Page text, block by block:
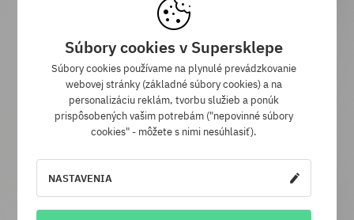
Súbory cookies v Supersklepe
Súbory cookies používame na plynulé prevádzkovanie
webovej stránky (základné súbory cookies) a na
personalizáciu reklám, tvorbu služieb a ponúk
prispôsobených vašim potrebám ("nepovinné súbory
cookies" - môžete s nimi nesúhlasiť).
NASTAVENIA